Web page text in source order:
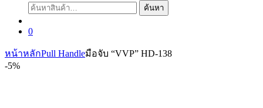
ค้นหา:
ค้นหา
0
หน้าหลักPull Handleมือจับ “VVP” HD-138
-5%